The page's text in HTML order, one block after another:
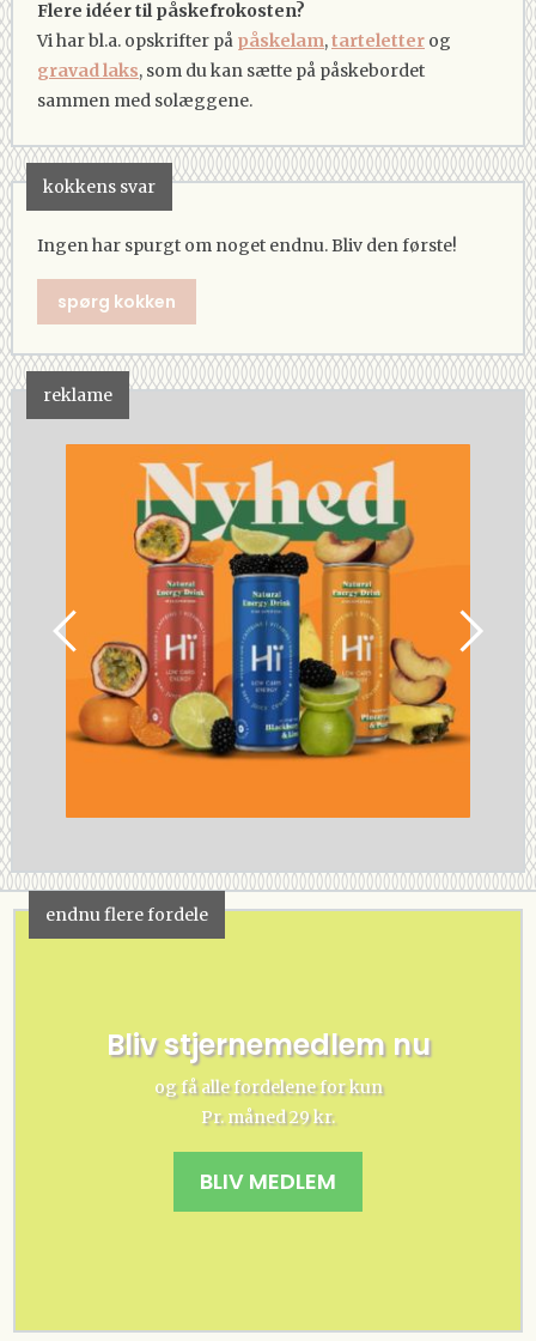
Flere idéer til påskefrokosten?
Vi har bl.a. opskrifter på påskelam,tarteletter og
gravad laks, som du kan sætte på påskebordet
sammen med solæggene.
kokkens svar
Ingen har spurgt om noget endnu. Bliv den første!
spørg kokken
reklame
endnu flere fordele
Bliv stjernemedlem nu
og få alle fordelene for kun
Pr. måned 29 kr.
BLIV MEDLEM